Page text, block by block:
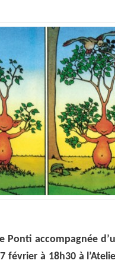
Ponti accompagnée
février à 18h30 à